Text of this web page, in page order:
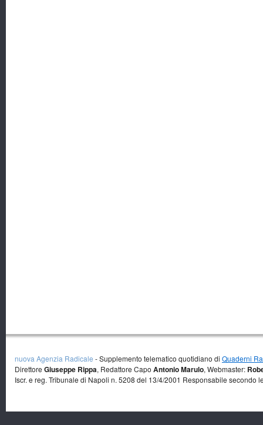
nuova Agenzia Radicale - Supplemento telematico quotidiano di Quaderni
Direttore Giuseppe Rippa, Redattore Capo Antonio Marulo, Webmaster:
Iscr. e reg. Tribunale di Napoli n. 5208 del 13/4/2001 Responsabile secondo